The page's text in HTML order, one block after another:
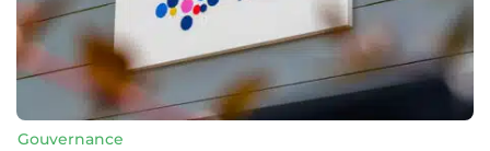
Gouvernance